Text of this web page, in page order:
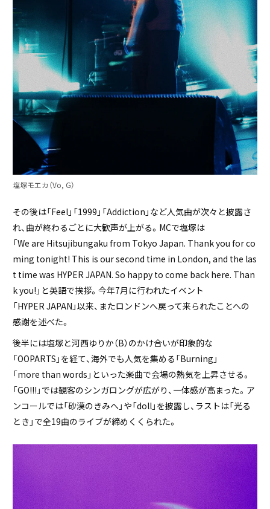
塩塚モエカ（Vo, G）
その後は「Feel」「1999」「Addiction」など人気曲が次々と披露さ
れ、曲が終わるごとに大歓声が上がる。MCで塩塚は
「We are Hitsujibungaku from Tokyo Japan. Thank you for co
ming tonight! This is our second time in London, and the las
t time was HYPER JAPAN. So happy to come back here. Than
k you!」と英語で挨拶。今年7月に行われたイベント
「HYPER JAPAN」以来、またロンドンへ戻って来られたことへの
感謝を述べた。
後半には塩塚と河西ゆりか（B）のかけ合いが印象的な
「OOPARTS」を経て、海外でも人気を集める「Burning」
「more than words」といった楽曲で会場の熱気を上昇させる。
「GO!!!」では観客のシンガロングが広がり、一体感が高まった。ア
ンコールでは「砂漠のきみへ」や「doll」を披露し、ラストは「光る
とき」で全19曲のライブが締めくくられた。